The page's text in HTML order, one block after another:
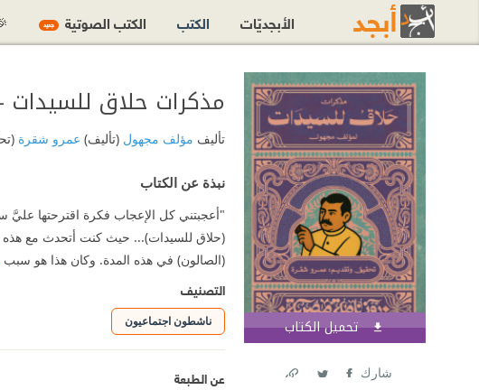
تحميل الكتاب اشترك الآن
شارك
مذكرات حلاق
تأليف مؤلف مجهول(تأليف) عمرو شقرة
نبذة عن الكتاب
"أعجبتني كل الإعجاب فكرة اقترحتها
(حلاق للسيدات)... حيث كنت أتحدث مع هذه
(الصالون) في هذه المدة. وكان هذا هو سبب
التصنيف
ناشطون اجتماعيون
عن الطبعة
الأبجديّات الكتب الكتب الصوتية جديد